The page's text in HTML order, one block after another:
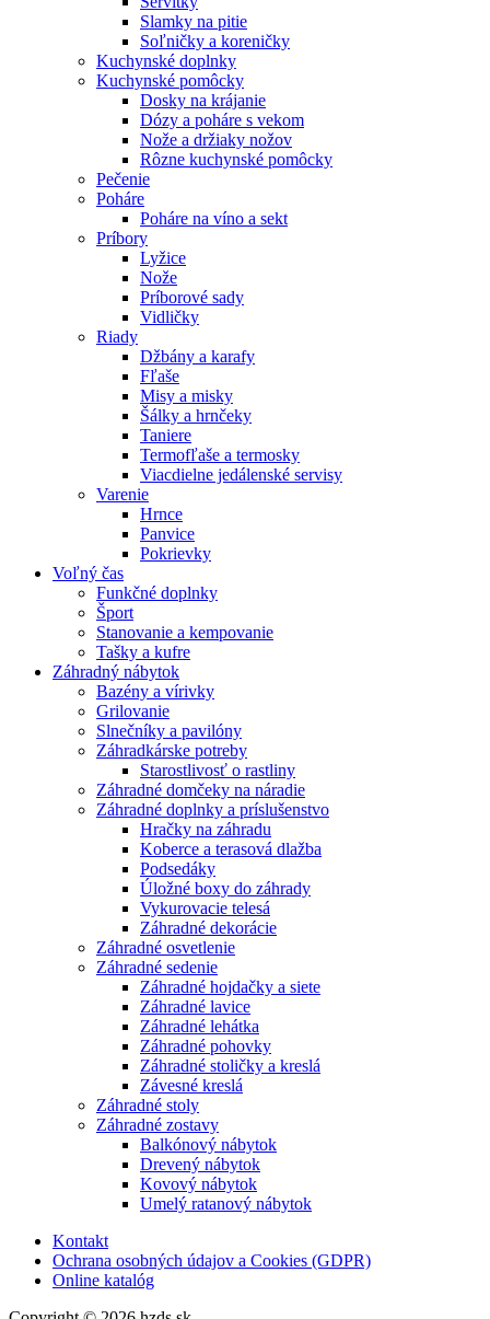
Slamky na pitie
Soľničky a koreničky
Kuchynské doplnky
Kuchynské pomôcky
Dosky na krájanie
Dózy a poháre s vekom
Nože a držiaky nožov
Rôzne kuchynské pomôcky
Pečenie
Poháre
Poháre na víno a sekt
Príbory
Lyžice
Nože
Príborové sady
Vidličky
Riady
Džbány a karafy
Fľaše
Misy a misky
Šálky a hrnčeky
Taniere
Termofľaše a termosky
Viacdielne jedálenské servisy
Varenie
Hrnce
Panvice
Pokrievky
Voľný čas
Funkčné doplnky
Šport
Stanovanie a kempovanie
Tašky a kufre
Záhradný nábytok
Bazény a vírivky
Grilovanie
Slnečníky a pavilóny
Záhradkárske potreby
Starostlivosť o rastliny
Záhradné domčeky na náradie
Záhradné doplnky a príslušenstvo
Hračky na záhradu
Koberce a terasová dlažba
Podsedáky
Úložné boxy do záhrady
Vykurovacie telesá
Záhradné dekorácie
Záhradné osvetlenie
Záhradné sedenie
Záhradné hojdačky a siete
Záhradné lavice
Záhradné lehátka
Záhradné pohovky
Záhradné stoličky a kreslá
Závesné kreslá
Záhradné stoly
Záhradné zostavy
Balkónový nábytok
Drevený nábytok
Kovový nábytok
Umelý ratanový nábytok
Kontakt
Ochrana osobných údajov a Cookies (GDPR)
Online katalóg